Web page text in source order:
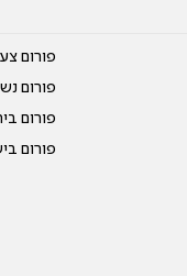
פורום
פורום
פורום
פורום